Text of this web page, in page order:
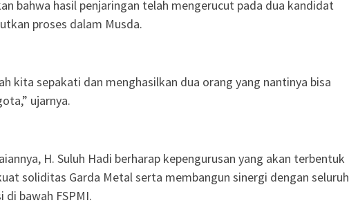
bahwa hasil penjaringan telah mengerucut pada dua kandidat
proses dalam Musda.
kita sepakati dan menghasilkan dua orang yang nantinya bisa
ujarnya.
H. Suluh Hadi berharap kepengurusan yang akan terbentuk
soliditas Garda Metal serta membangun sinergi dengan seluruh
di bawah FSPMI.